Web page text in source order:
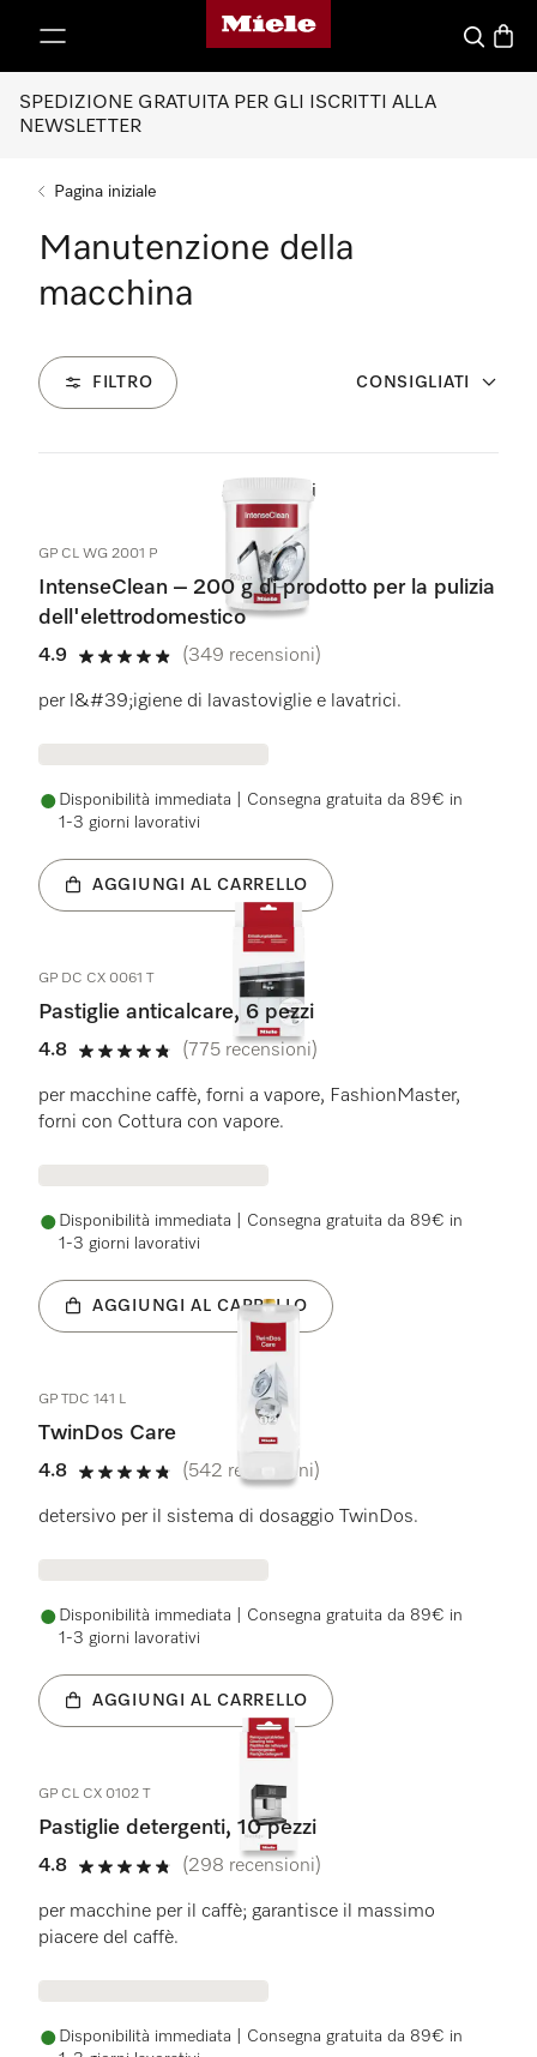
Homepage di Miele
Cerca
SPEDIZIONE GRATUITA PER GLI ISCRITTI ALLA
NEWSLETTER
Pagina iniziale
Manutenzione della
macchina
FILTRO CONSIGLIATI
21 Prodotti
GP CL WG 2001 P
IntenseClean – 200 g di prodotto per la pulizia
dell'elettrodomestico
4.9
4.9 stelle su 5
(349 recensioni)
per l&#39;igiene di lavastoviglie e lavatrici.
Disponibilità immediata | Consegna gratuita da 89€ in
1-3 giorni lavorativi
AGGIUNGI AL CARRELLO
GP DC CX 0061 T
Pastiglie anticalcare, 6 pezzi
4.8
4.8 stelle su 5
(775 recensioni)
per macchine caffè, forni a vapore, FashionMaster,
forni con Cottura con vapore.
Disponibilità immediata | Consegna gratuita da 89€ in
1-3 giorni lavorativi
AGGIUNGI AL CARRELLO
GP TDC 141 L
TwinDos Care
4.8
4.8 stelle su 5
(542 recensioni)
detersivo per il sistema di dosaggio TwinDos.
Disponibilità immediata | Consegna gratuita da 89€ in
1-3 giorni lavorativi
AGGIUNGI AL CARRELLO
GP CL CX 0102 T
Pastiglie detergenti, 10 pezzi
4.8
4.8 stelle su 5
(298 recensioni)
per macchine per il caffè; garantisce il massimo
piacere del caffè.
Disponibilità immediata | Consegna gratuita da 89€ in